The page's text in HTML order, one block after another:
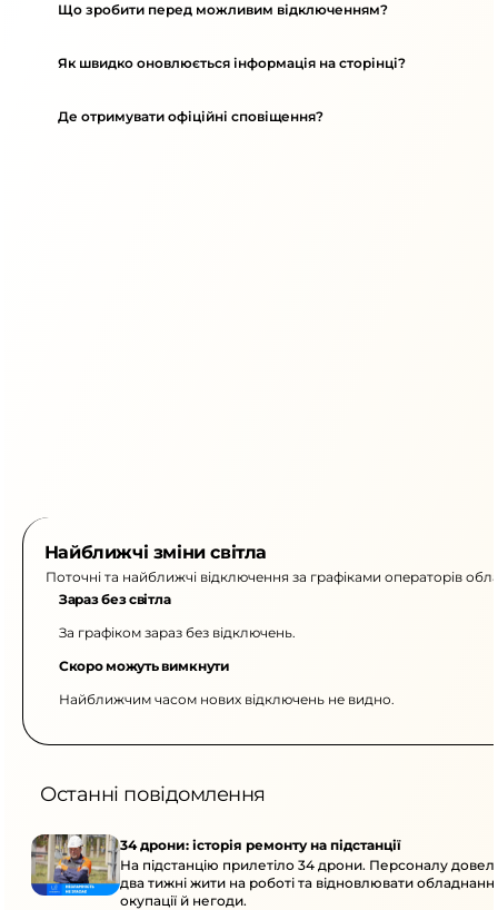
Що зробити перед можливим відключенням?
Як швидко оновлюється інформація на сторінці?
Де отримувати офіційні сповіщення?
Найближчі зміни світла
Поточні та найближчі відключення за графіками операторів
Зараз без світла
За графіком зараз без відключень.
Скоро можуть вимкнути
Найближчим часом нових відключень не видно.
Останні повідомлення
34 дрони: історія ремонту на підстанції
На підстанцію прилетіло 34 дрони. Персоналу
два тижні жити на роботі та відновлювати
окупації й негоди.